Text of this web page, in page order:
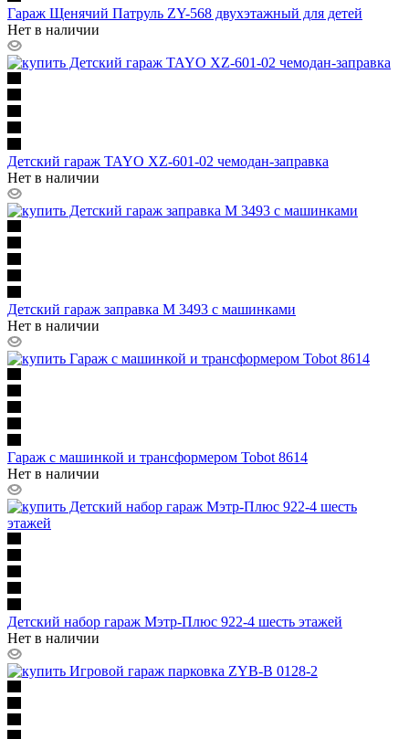
Гараж Щенячий Патруль ZY-568 двухэтажный для детей
Нет в наличии
Детский гараж TAYO XZ-601-02 чемодан-заправка
Нет в наличии
Детский гараж заправка M 3493 с машинками
Нет в наличии
Гараж с машинкой и трансформером Tobot 8614
Нет в наличии
Детский набор гараж Мэтр-Плюс 922-4 шесть этажей
Нет в наличии